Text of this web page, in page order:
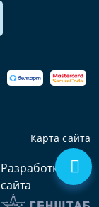
Карта сайта
Разработка
сайта